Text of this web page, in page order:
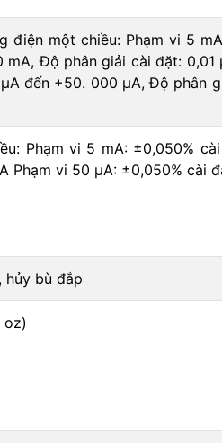
điện một chiều: Phạm vi 5
Độ phân giải cài đặt:
đến +50. 000 μA, Độ phân
Phạm vi 5 mA: ±0,050%
Phạm vi 50 μA: ±0,050% cài
hủy bù đắp
oz)